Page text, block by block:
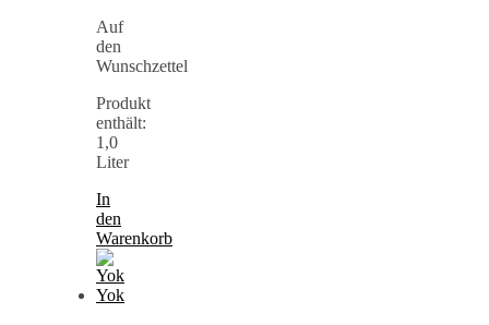
Auf
den
Wunschzettel
Produkt
enthält:
1,0
Liter
In
den
Warenkorb